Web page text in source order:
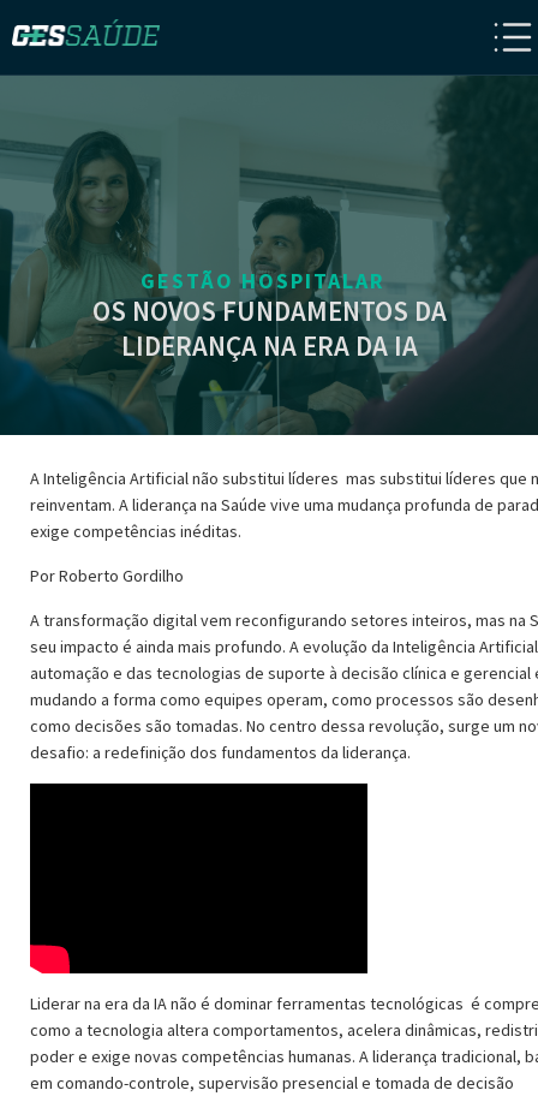
GESTÃO HOSPITALAR
OS NOVOS FUNDAMENTOS DA
LIDERANÇA NA ERA DA IA
A Inteligência Artificial não substitui líderes mas substitui líderes que
reinventam. A liderança na Saúde vive uma mudança profunda de
exige competências inéditas.
Por Roberto Gordilho
A transformação digital vem reconfigurando setores inteiros, mas na
seu impacto é ainda mais profundo. A evolução da Inteligência
automação e das tecnologias de suporte à decisão clínica e gerencial
mudando a forma como equipes operam, como processos são
como decisões são tomadas. No centro dessa revolução, surge um
desafio: a redefinição dos fundamentos da liderança.
Liderar na era da IA não é dominar ferramentas tecnológicas é
como a tecnologia altera comportamentos, acelera dinâmicas,
poder e exige novas competências humanas. A liderança tradicional,
em comando-controle, supervisão presencial e tomada de decisão